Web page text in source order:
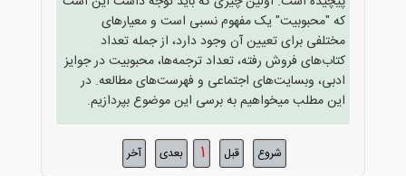
که "محبوبیت" یک مفهوم نسبی است و معیارهای
مختلفی برای تعیین آن وجود دارد، از جمله تعداد
کتاب‌های فروش رفته، تعداد ترجمه‌ها، محبوبیت در جوایز
ادبی، وبسایت‌های اجتماعی و فهرست‌های مطالعه. در
این مطلب میخواهیم به برسی این موضوع بپردازیم.
شروع قبل 1 بعدی آخر